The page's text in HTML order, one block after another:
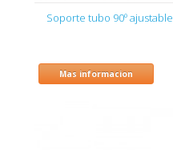
Soporte tubo 90º ajustable
Mas informacion